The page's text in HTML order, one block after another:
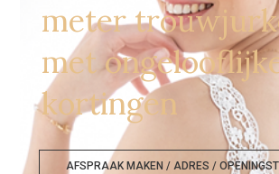
meter
met
kortingen
AFSPRAAK MAKEN / ADRES /